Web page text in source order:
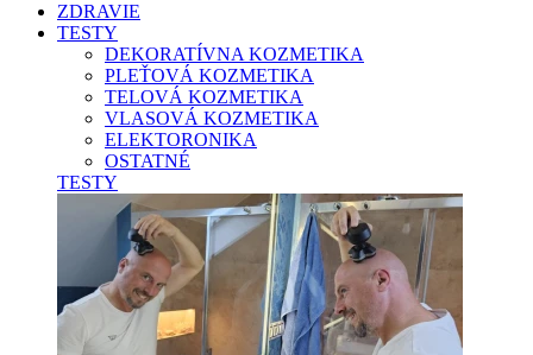
ZDRAVIE
TESTY
DEKORATÍVNA KOZMETIKA
PLEŤOVÁ KOZMETIKA
TELOVÁ KOZMETIKA
VLASOVÁ KOZMETIKA
ELEKTORONIKA
OSTATNÉ
TESTY